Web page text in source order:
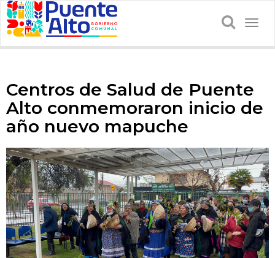
Centros de Salud de Puente
Alto conmemoraron inicio de
año nuevo mapuche